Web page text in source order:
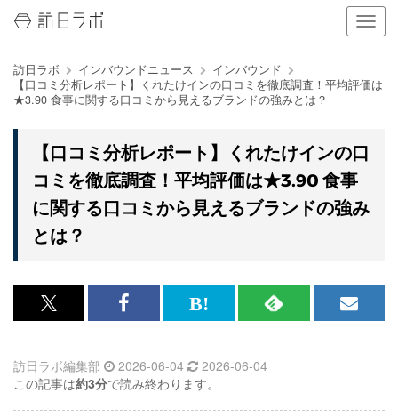
ナ
ビ
ー
シ
の
表
を
切
る
訪日ラボ インバウンドニュース
インバウンド
【口コミ分析レポート】くれたけインの口コミを徹底調査！平均評価は
★3.90 食事に関する口コミから見えるブランドの強みとは？
【口コミ分析レポート】くれたけインの口
コミを徹底調査！平均評価は★3.90 食事
に関する口コミから見えるブランドの強み
とは？
x<br>
記
事
Facebook<br>
記
事
は
な
ブ
RSS
メ
訪日ラボ編集部 2026-06-04
2026-06-04
この記事は約3分で読み終わります。